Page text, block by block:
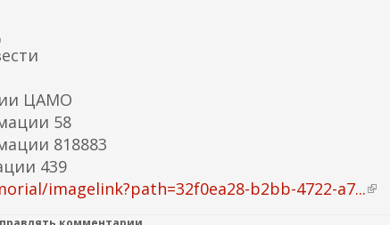
ЦАМО
58
818883
439
imagelink?path=32f0ea28-b2bb-4722-a7...(